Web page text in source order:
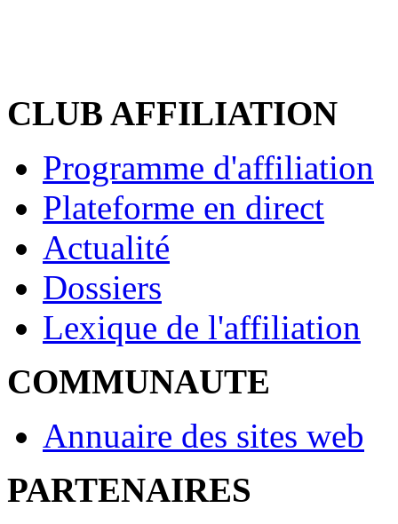
CLUB AFFILIATION
Programme d'affiliation
Plateforme en direct
Actualité
Dossiers
Lexique de l'affiliation
COMMUNAUTE
Annuaire des sites web
PARTENAIRES